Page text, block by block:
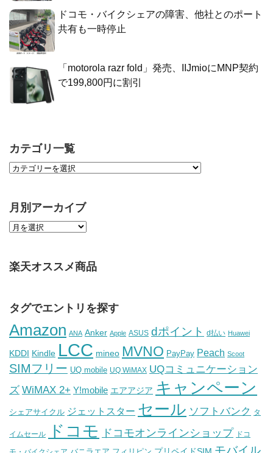
ドコモ・バイクシェアの障害、他社とのポート
共有も一時停止
「motorola razr fold」発売、IIJmioにMNP契約
で199,800円に割引
カテゴリ一覧
月別アーカイブ
楽天オススメ商品
タグでエントリを探す
Amazon ANA Anker Apple ASUS dポイント d払い Huawei
KDDI Kindle LCC mineo MVNO PayPay Peach Scoot
SIMフリー UQ mobile UQ WiMAX UQコミュニケーション
ズ WiMAX 2+ Y!mobile エアアジア キャンペーン
シェアサイクル ジェットスター セール ソフトバンク タ
イムセール ドコモ ドコモオンラインショップ ドコ
モバイル